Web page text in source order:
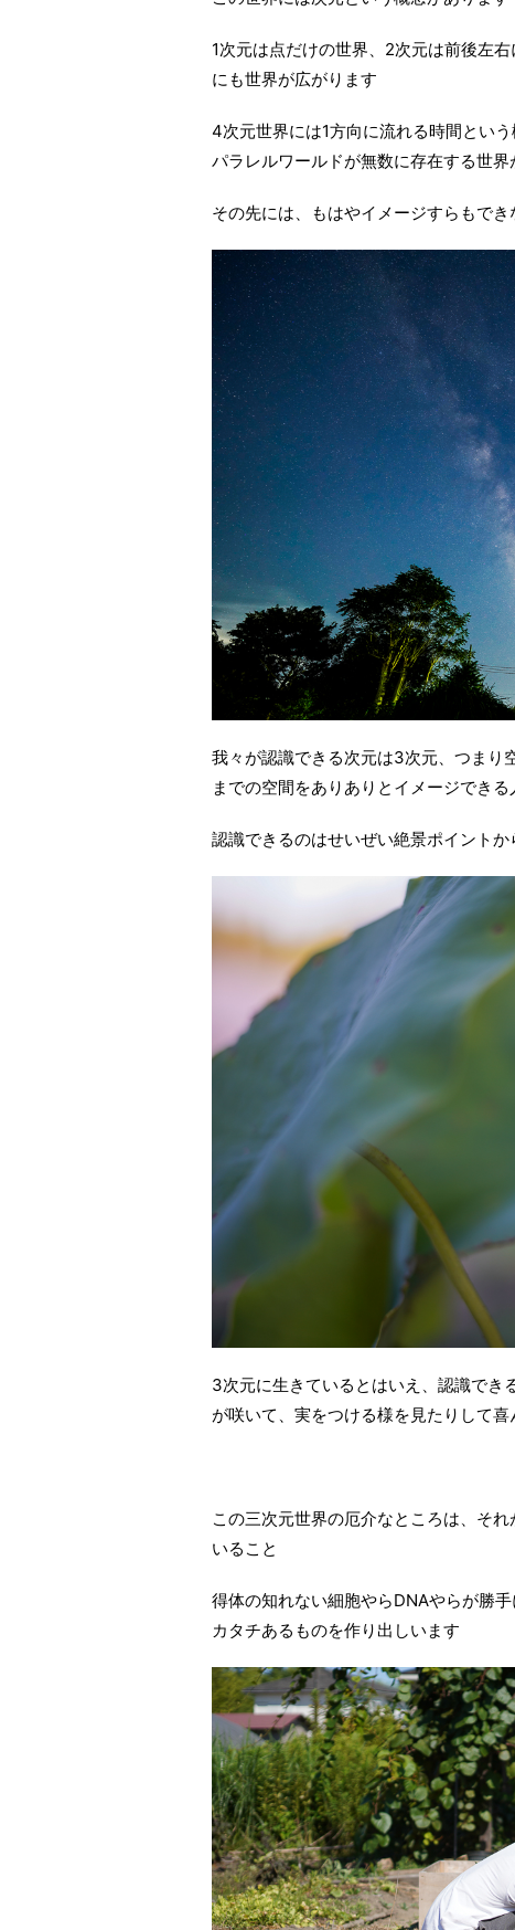
1次元は点だけの世界、2次元は前後左
にも世界が広がります
4次元世界には1方向に流れる時間とい
パラレルワールドが無数に存在する世
その先には、もはやイメージすらもで
我々が認識できる次元は3次元、つまり
までの空間をありありとイメージでき
認識できるのはせいぜい絶景ポイント
3次元に生きているとはいえ、認識でき
が咲いて、実をつける様を見たりして喜
この三次元世界の厄介なところは、そ
いること
得体の知れない細胞やらDNAやらが勝
カタチあるものを作り出しいます